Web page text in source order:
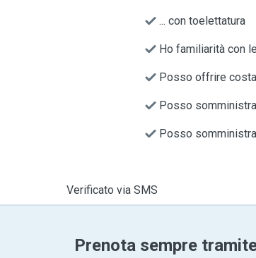
... con toelettatura
Ho familiarità con
Posso offrire
Posso
Posso
Verificato via SMS
Prenota sempre